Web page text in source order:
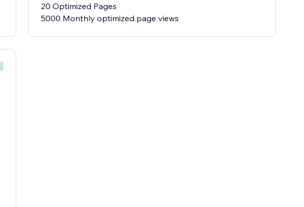
20 Optimized Pages
5000 Monthly optimized page views